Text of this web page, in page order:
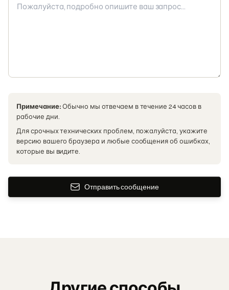
Примечание: Обычно мы отвечаем в течение 24 часов в
рабочие дни.
Для срочных технических проблем, пожалуйста, укажите
версию вашего браузера и любые сообщения об ошибках,
которые вы видите.
Отправить сообщение